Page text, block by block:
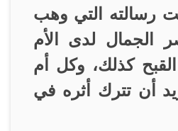
رسالته التي وهب
الجمال لدى الأم
كذلك، وكل أم
أن تترك أثره في